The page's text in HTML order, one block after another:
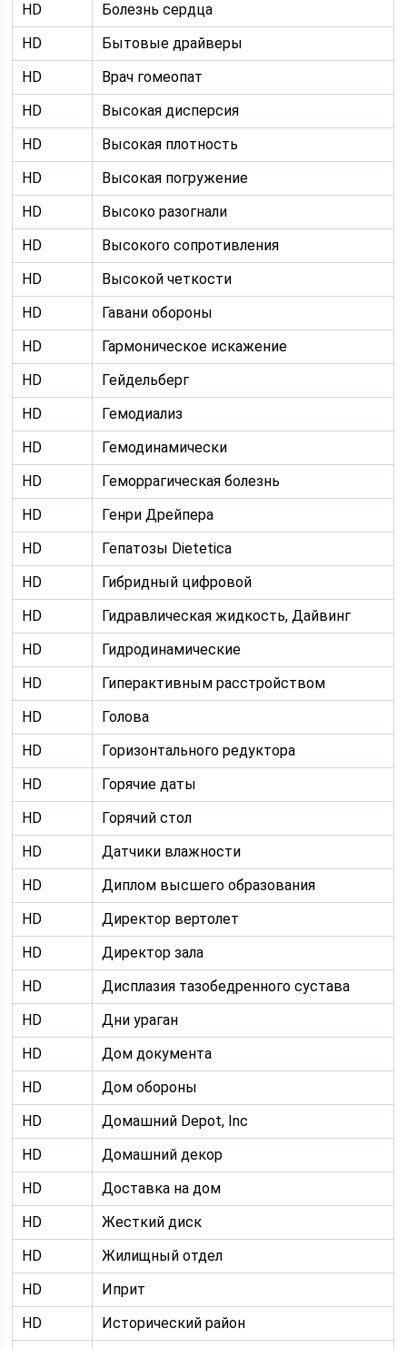
HD
Болезнь сердца
HD
Бытовые драйверы
HD
Врач гомеопат
HD
Высокая дисперсия
HD
Высокая плотность
HD
Высокая погружение
HD
Высоко разогнали
HD
Высокого сопротивления
HD
Высокой четкости
HD
Гавани обороны
HD
Гармоническое искажение
HD
Гейдельберг
HD
Гемодиализ
HD
Гемодинамически
HD
Геморрагическая болезнь
HD
Генри Дрейпера
HD
Гепатозы Dietetica
HD
Гибридный цифровой
HD
Гидравлическая жидкость, Дайвинг
HD
Гидродинамические
HD
Гиперактивным расстройством
HD
Голова
HD
Горизонтального редуктора
HD
Горячие даты
HD
Горячий стол
HD
Датчики влажности
HD
Диплом высшего образования
HD
Директор вертолет
HD
Директор зала
HD
Дисплазия тазобедренного сустава
HD
Дни ураган
HD
Дом документа
HD
Дом обороны
HD
Домашний Depot, Inc
HD
Домашний декор
HD
Доставка на дом
HD
Жесткий диск
HD
Жилищный отдел
HD
Иприт
HD
Исторический район